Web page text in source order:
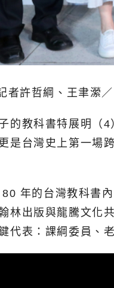
者許哲綱、王聿瀠
的教科書特展明（
是台灣史上第一場
年的台灣教科書
林出版與龍騰文化
代表：課綱委員、